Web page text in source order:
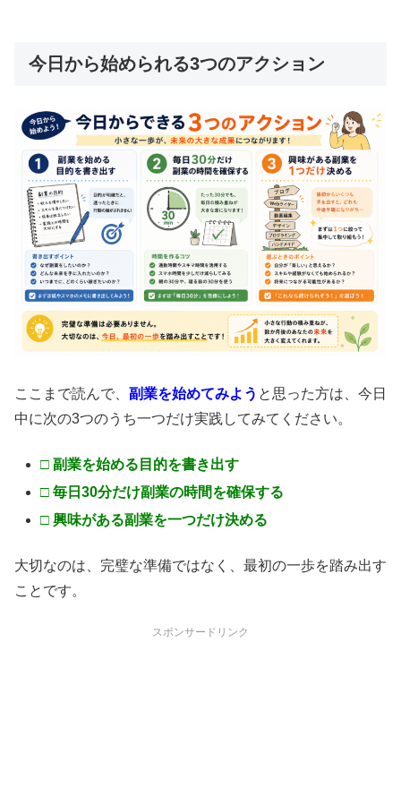
今日から始められる3つのアクション
ここまで読んで、 副業を始めてみよう と思った方は、今日
中に次の3つのうち一つだけ実践してみてください。
□ 副業を始める目的を書き出す
□ 毎日30分だけ副業の時間を確保する
□ 興味がある副業を一つだけ決める
大切なのは、完璧な準備ではなく、最初の一歩を踏み出す
ことです。
スポンサードリンク